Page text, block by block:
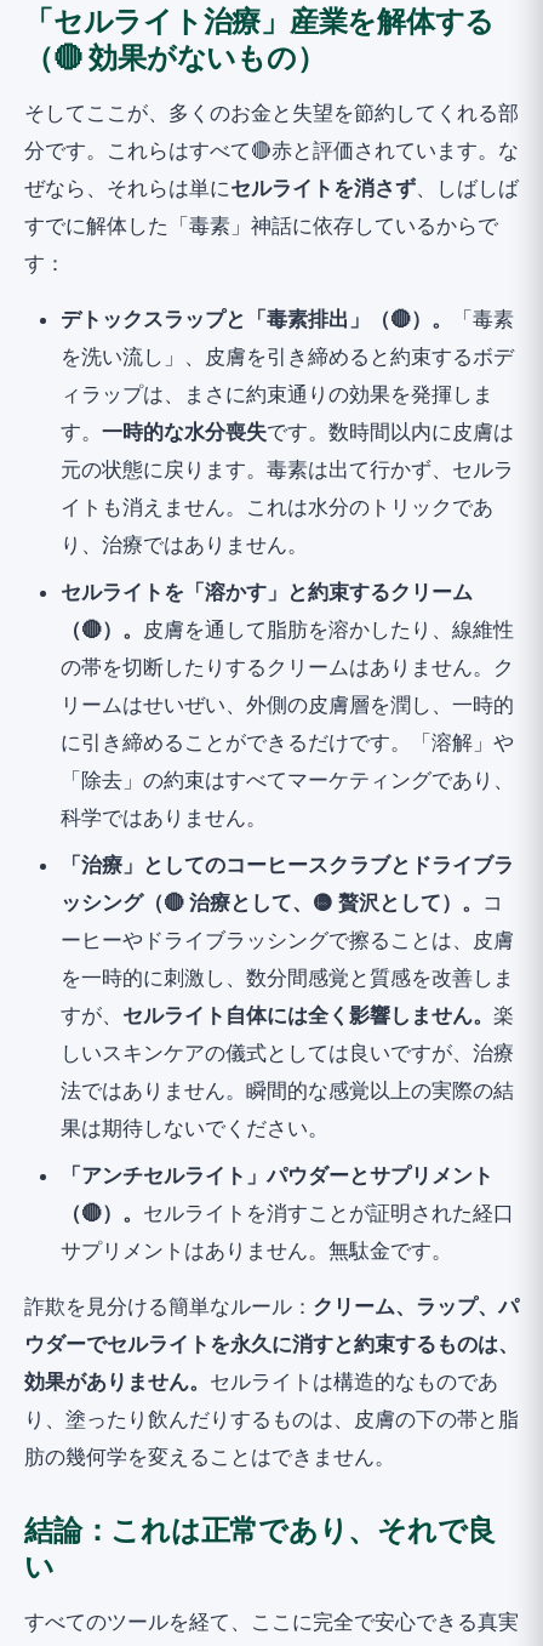
「セルライト治療」産業を解体する
（🔴 効果がないもの）
そしてここが、多くのお金と失望を節約してくれる部
分です。これらはすべて🔴赤と評価されています。な
ぜなら、それらは単にセルライトを消さず、しばしば
すでに解体した「毒素」神話に依存しているからで
す：
デトックスラップと「毒素排出」（🔴）。
「毒素
を洗い流し」、皮膚を引き締めると約束するボデ
ィラップは、まさに約束通りの効果を発揮しま
す。 一時的な水分喪失です。数時間以内に皮膚は
元の状態に戻ります。毒素は出て行かず、セルラ
イトも消えません。これは水分のトリックであ
り、治療ではありません。
セルライトを「溶かす」と約束するクリーム
（🔴）。 皮膚を通して脂肪を溶かしたり、線維性
の帯を切断したりするクリームはありません。ク
リームはせいぜい、外側の皮膚層を潤し、一時的
に引き締めることができるだけです。「溶解」や
「除去」の約束はすべてマーケティングであり、
科学ではありません。
「治療」としてのコーヒースクラブとドライブラ
ッシング（🔴 治療として、🟡 贅沢として）。 コ
ーヒーやドライブラッシングで擦ることは、皮膚
を一時的に刺激し、数分間感覚と質感を改善しま
すが、 セルライト自体には全く影響しません。 楽
しいスキンケアの儀式としては良いですが、治療
法ではありません。瞬間的な感覚以上の実際の結
果は期待しないでください。
「アンチセルライト」パウダーとサプリメント
（🔴）。 セルライトを消すことが証明された経口
サプリメントはありません。無駄金です。
詐欺を見分ける簡単なルール： クリーム、ラップ、パ
ウダーでセルライトを永久に消すと約束するものは、
効果がありません。 セルライトは構造的なものであ
り、塗ったり飲んだりするものは、皮膚の下の帯と脂
肪の幾何学を変えることはできません。
結論：これは正常であり、それで良
い
すべてのツールを経て、ここに完全で安心できる真実